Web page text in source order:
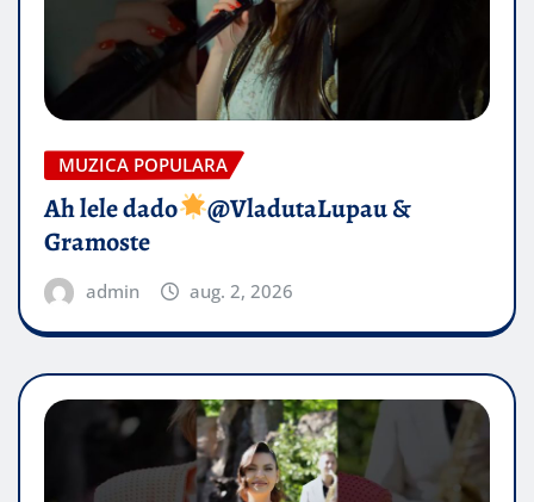
MUZICA POPULARA
Ah lele dado​
@VladutaLupau &
Gramoste
admin aug. 2, 2026